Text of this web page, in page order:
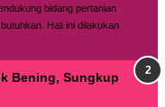
bidang pertanian
Hali ini dilakukan
Bening, Sungkup